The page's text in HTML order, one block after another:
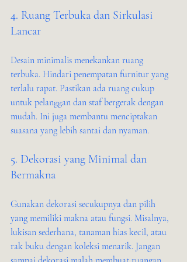
4. Ruang Terbuka dan Sirkulasi
Lancar
Desain minimalis menekankan ruang
terbuka. Hindari penempatan furnitur yang
terlalu rapat. Pastikan ada ruang cukup
untuk pelanggan dan staf bergerak dengan
mudah. Ini juga membantu menciptakan
suasana yang lebih santai dan nyaman.
5. Dekorasi yang Minimal dan
Bermakna
Gunakan dekorasi secukupnya dan pilih
yang memiliki makna atau fungsi. Misalnya,
lukisan sederhana, tanaman hias kecil, atau
rak buku dengan koleksi menarik. Jangan